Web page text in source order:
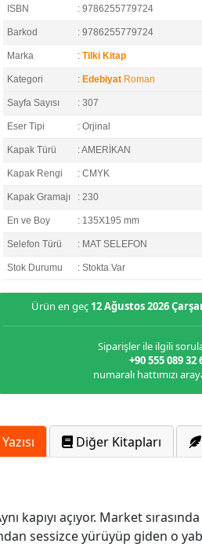
ISBN : 9786255779724
Barkod : 9786255779724
Marka : Tilki Kitap
Kategori : Edebiyat Roman
Sayfa Sayısı : 307
Eser Tipi : Orjinal
Kapak Türü : AMERİKAN
Kapak Rengi : CMYK
Kapak Gramajı : 230
En ve Boy : 135X195 mm
Selefon Türü : MAT SELEFON
Stok Durumu : Stokta Var
Ürün en geç 12 Ağustos 2026
Siparişler ile ilgili
+90 555 089 32
numaralı hattımızı
Diğer Kitapları
kapıyı açıyor. Market
sessizce yürüyüp giden o